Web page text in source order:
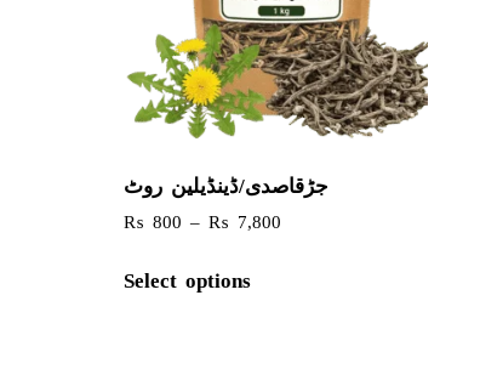
جڑقاصدی/ڈینڈیلین روٹ
₨ 800 – ₨ 7,800
Select options